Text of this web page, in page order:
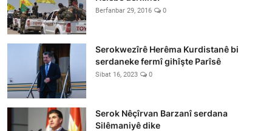
Berfanbar 29, 2016 0
Serokwezîrê Herêma Kurdistanê bi
serdaneke fermî gihîşte Parîsê
Sibat 16, 2023 0
Serok Nêçîrvan Barzanî serdana
Silêmaniyê dike